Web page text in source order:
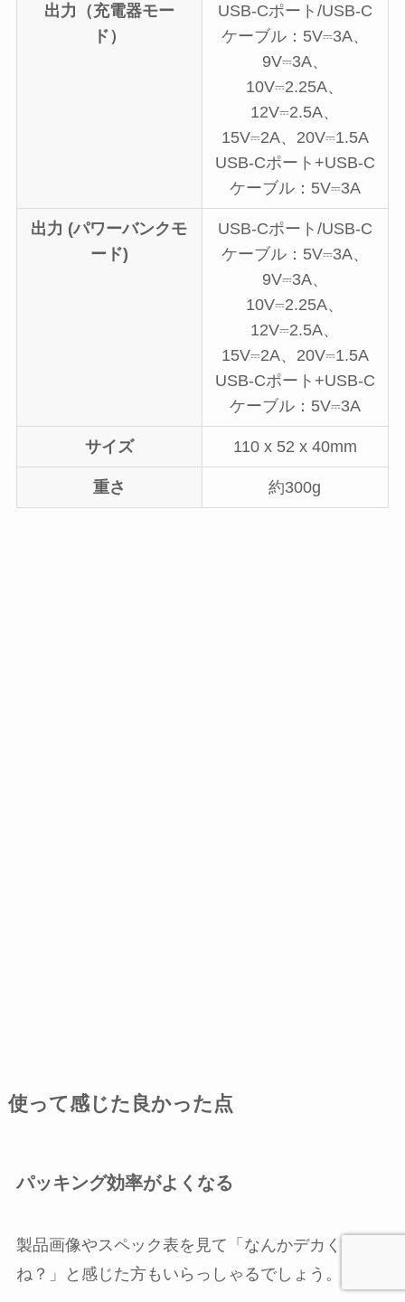
出力（充電器モー
ド）
USB-Cポート/USB-C
ケーブル：5V⎓3A、
9V⎓3A、
10V⎓2.25A、
12V⎓2.5A、
15V⎓2A、20V⎓1.5A
USB-Cポート+USB-C
ケーブル：5V⎓3A
出力 (パワーバンクモ
ード)
USB-Cポート/USB-C
ケーブル：5V⎓3A、
9V⎓3A、
10V⎓2.25A、
12V⎓2.5A、
15V⎓2A、20V⎓1.5A
USB-Cポート+USB-C
ケーブル：5V⎓3A
サイズ 110 x 52 x 40mm
重さ 約300g
使って感じた良かった点
パッキング効率がよくなる
製品画像やスペック表を見て「なんかデカく
ね？」と感じた方もいらっしゃるでしょう。